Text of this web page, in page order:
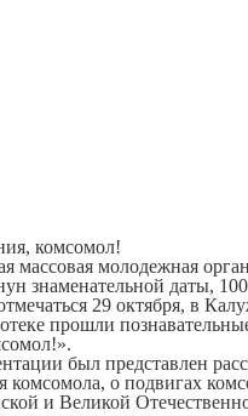
комсомол!
молодежная
знаменательной даты,
29 октября, в
прошли
был представлен
комсомола, о подвигах
и Великой